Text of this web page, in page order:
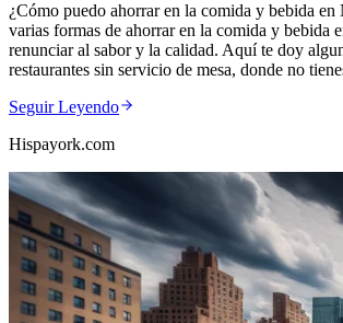
¿Cómo puedo ahorrar en la comida y bebida
varias formas de ahorrar en la comida y bebida
renunciar al sabor y la calidad. Aquí te doy
restaurantes sin servicio de mesa, donde no
Seguir Leyendo
Hispayork.com